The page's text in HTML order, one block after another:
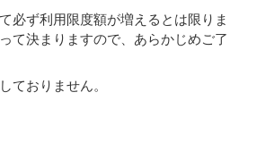
必ず利用限度額が増えるとは限りま
て決まりますので、あらかじめご了
ておりません。